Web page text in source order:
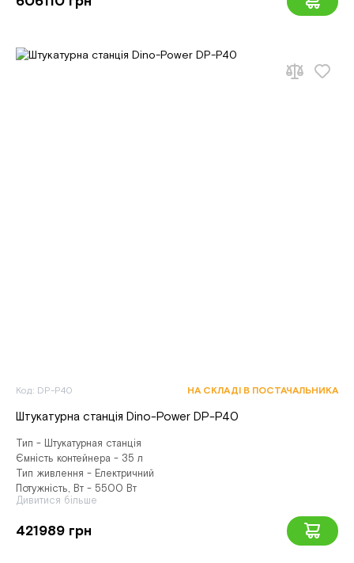
Код: DP-P40 НА СКЛАДІ В ПОСТАЧАЛЬНИКА
Штукатурна станція Dino-Power DP-P40
Тип - Штукатурная станція
Ємність контейнера - 35 л
Тип живлення - Електричний
Потужність, Вт - 5500 Вт
Дивитися більше
421989 грн